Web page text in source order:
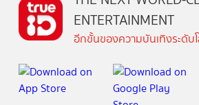
ENTERTAINMENT
อีกขั้นของความบันเทิงระดับ